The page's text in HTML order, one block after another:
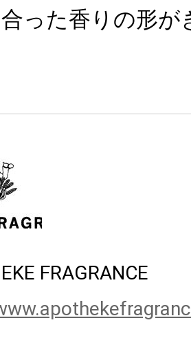
った香りの形が
FRAGRANCE